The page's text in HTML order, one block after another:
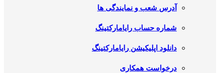
آدرس شعب و نمایندگی ها
شماره حساب رایامارکتینگ
دانلود اپلیکیشن رایامارکتینگ
درخواست همکاری